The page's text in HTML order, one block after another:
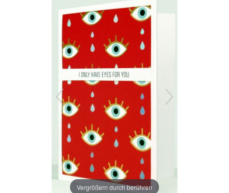
Vergrößern durch berühren